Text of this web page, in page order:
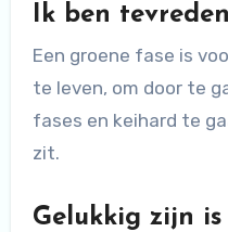
Ik ben
Een groene fase is
te leven, om door te
fases en keihard te
zit.
Gelukkig zijn